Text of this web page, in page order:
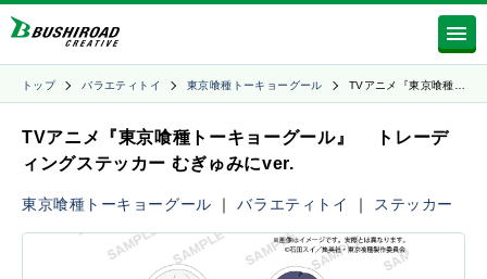
トップ バラエティトイ 東京喰種トーキョーグール TVアニメ『東京喰種…
TVアニメ『東京喰種トーキョーグール』 トレーデ
ィングステッカー むぎゅみにver.
東京喰種トーキョーグール ｜バラエティトイ ｜ ステッカー